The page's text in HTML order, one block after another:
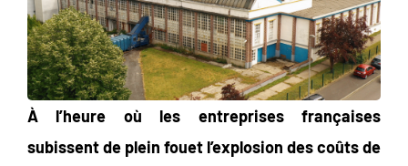
À l’heure où les entreprises françaises
subissent de plein fouet l’explosion des coûts de